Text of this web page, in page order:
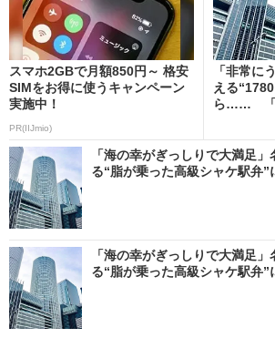
スマホ2GBで月額850円～ 格安
SIMをお得に使うキャンペーン
実施中！
PR(IIJmio)
「非常に
える
ら…… 「
「海の幸がぎっしりで大満足
る“脂が乗った高級シャケ駅弁”
「海の幸がぎっしりで大満足
る“脂が乗った高級シャケ駅弁”